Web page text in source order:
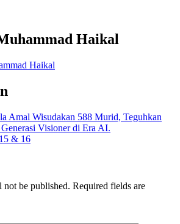
Haikal
Haikal
Amal Wisudakan 588 Murid, Teguhkan
Visioner di Era AI.
& 16
not be published. Required fields are